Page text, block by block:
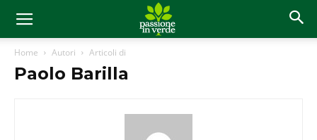
Home Autori Articoli di
Paolo Barilla